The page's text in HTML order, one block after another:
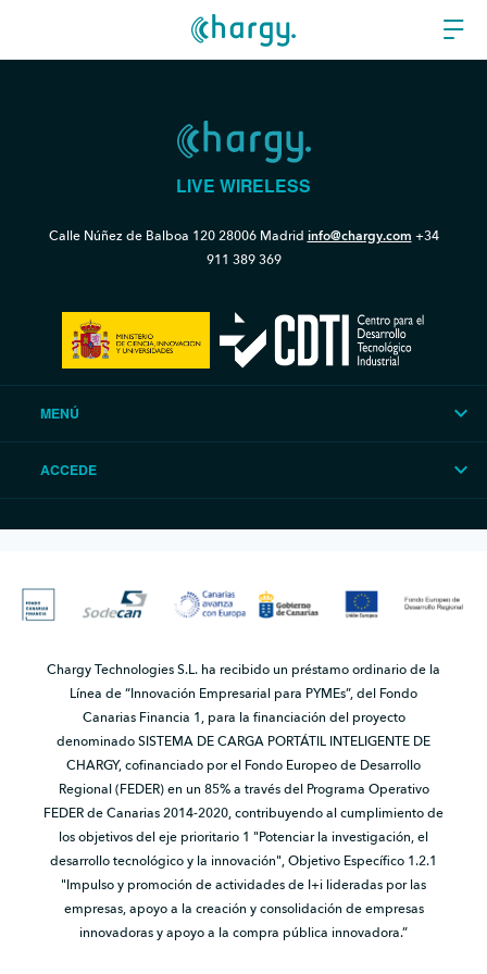
LIVE WIRELESS
Calle Núñez de Balboa 12028006 Madrid info@chargy.com +34
911 389 369
MENÚ
ACCEDE
Chargy Technologies S.L. ha recibido un préstamo ordinario de la
Línea de “Innovación Empresarial para PYMEs”, del Fondo
Canarias Financia 1, para la financiación del proyecto
denominado SISTEMA DE CARGA PORTÁTIL INTELIGENTE DE
CHARGY, cofinanciado por el Fondo Europeo de Desarrollo
Regional (FEDER) en un 85% a través del Programa Operativo
FEDER de Canarias 2014-2020, contribuyendo al cumplimiento de
los objetivos del eje prioritario 1 "Potenciar la investigación, el
desarrollo tecnológico y la innovación", Objetivo Específico 1.2.1
"Impulso y promoción de actividades de I+i lideradas por las
empresas, apoyo a la creación y consolidación de empresas
innovadoras y apoyo a la compra pública innovadora.”